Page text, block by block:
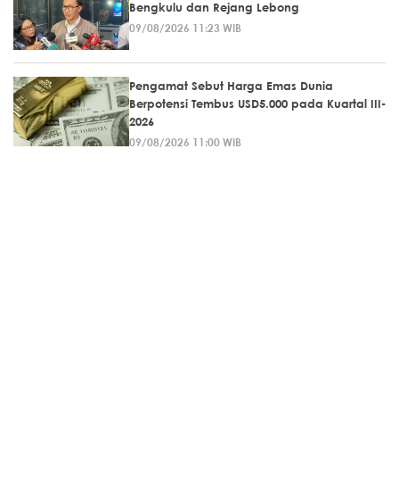
Bengkulu dan Rejang Lebong
09/08/2026 11:23 WIB
Pengamat Sebut Harga Emas Dunia
Berpotensi Tembus USD5.000 pada Kuartal III-
2026
09/08/2026 11:00 WIB